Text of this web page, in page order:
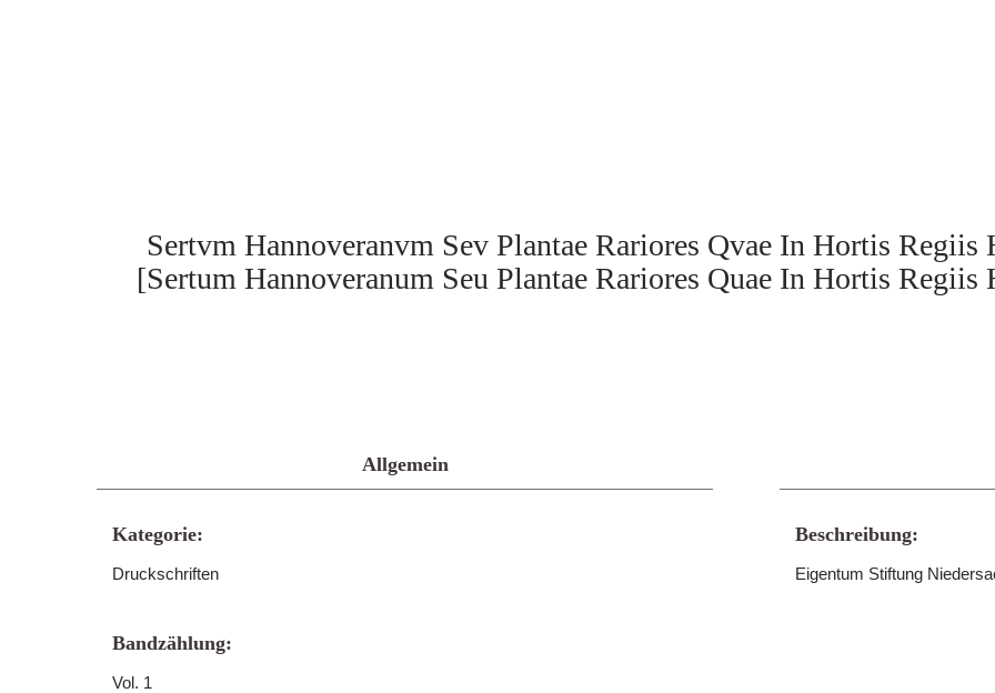
Sertvm Hannoveranvm Sev Plantae Rariores Qvae In Hortis
[Sertum Hannoveranum Seu Plantae Rariores Quae In Hortis
Allgemein
Kategorie:
Druckschriften
Bandzählung:
Vol. 1
Beschreibung:
Eigentum Stiftung